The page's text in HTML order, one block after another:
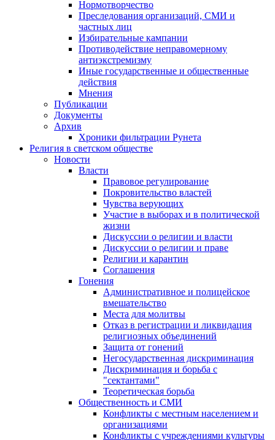
Нормотворчество
Преследования организаций, СМИ и
частных лиц
Избирательные кампании
Противодействие неправомерному
антиэкстремизму
Иные государственные и общественные
действия
Мнения
Публикации
Документы
Архив
Хроники фильтрации Рунета
Религия в светском обществе
Новости
Власти
Правовое регулирование
Покровительство властей
Чувства верующих
Участие в выборах и в политической
жизни
Дискуссии о религии и власти
Дискуссии о религии и праве
Религии и карантин
Соглашения
Гонения
Административное и полицейское
вмешательство
Места для молитвы
Отказ в регистрации и ликвидация
религиозных объединений
Защита от гонений
Негосударственная дискриминация
Дискриминация и борьба с
"сектантами"
Теоретическая борьба
Общественность и СМИ
Конфликты с местным населением и
организациями
Конфликты с учреждениями культуры